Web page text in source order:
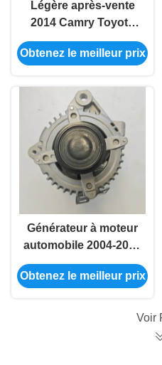
Légère après-vente
2014 Camry Toyota
Corolla Alternateur
27060-20270
Obtenez le meilleur prix
Générateur à moteur
automobile 2004-2012
RAV4 Toyota Oem
Alternateur
Obtenez le meilleur prix
Voir